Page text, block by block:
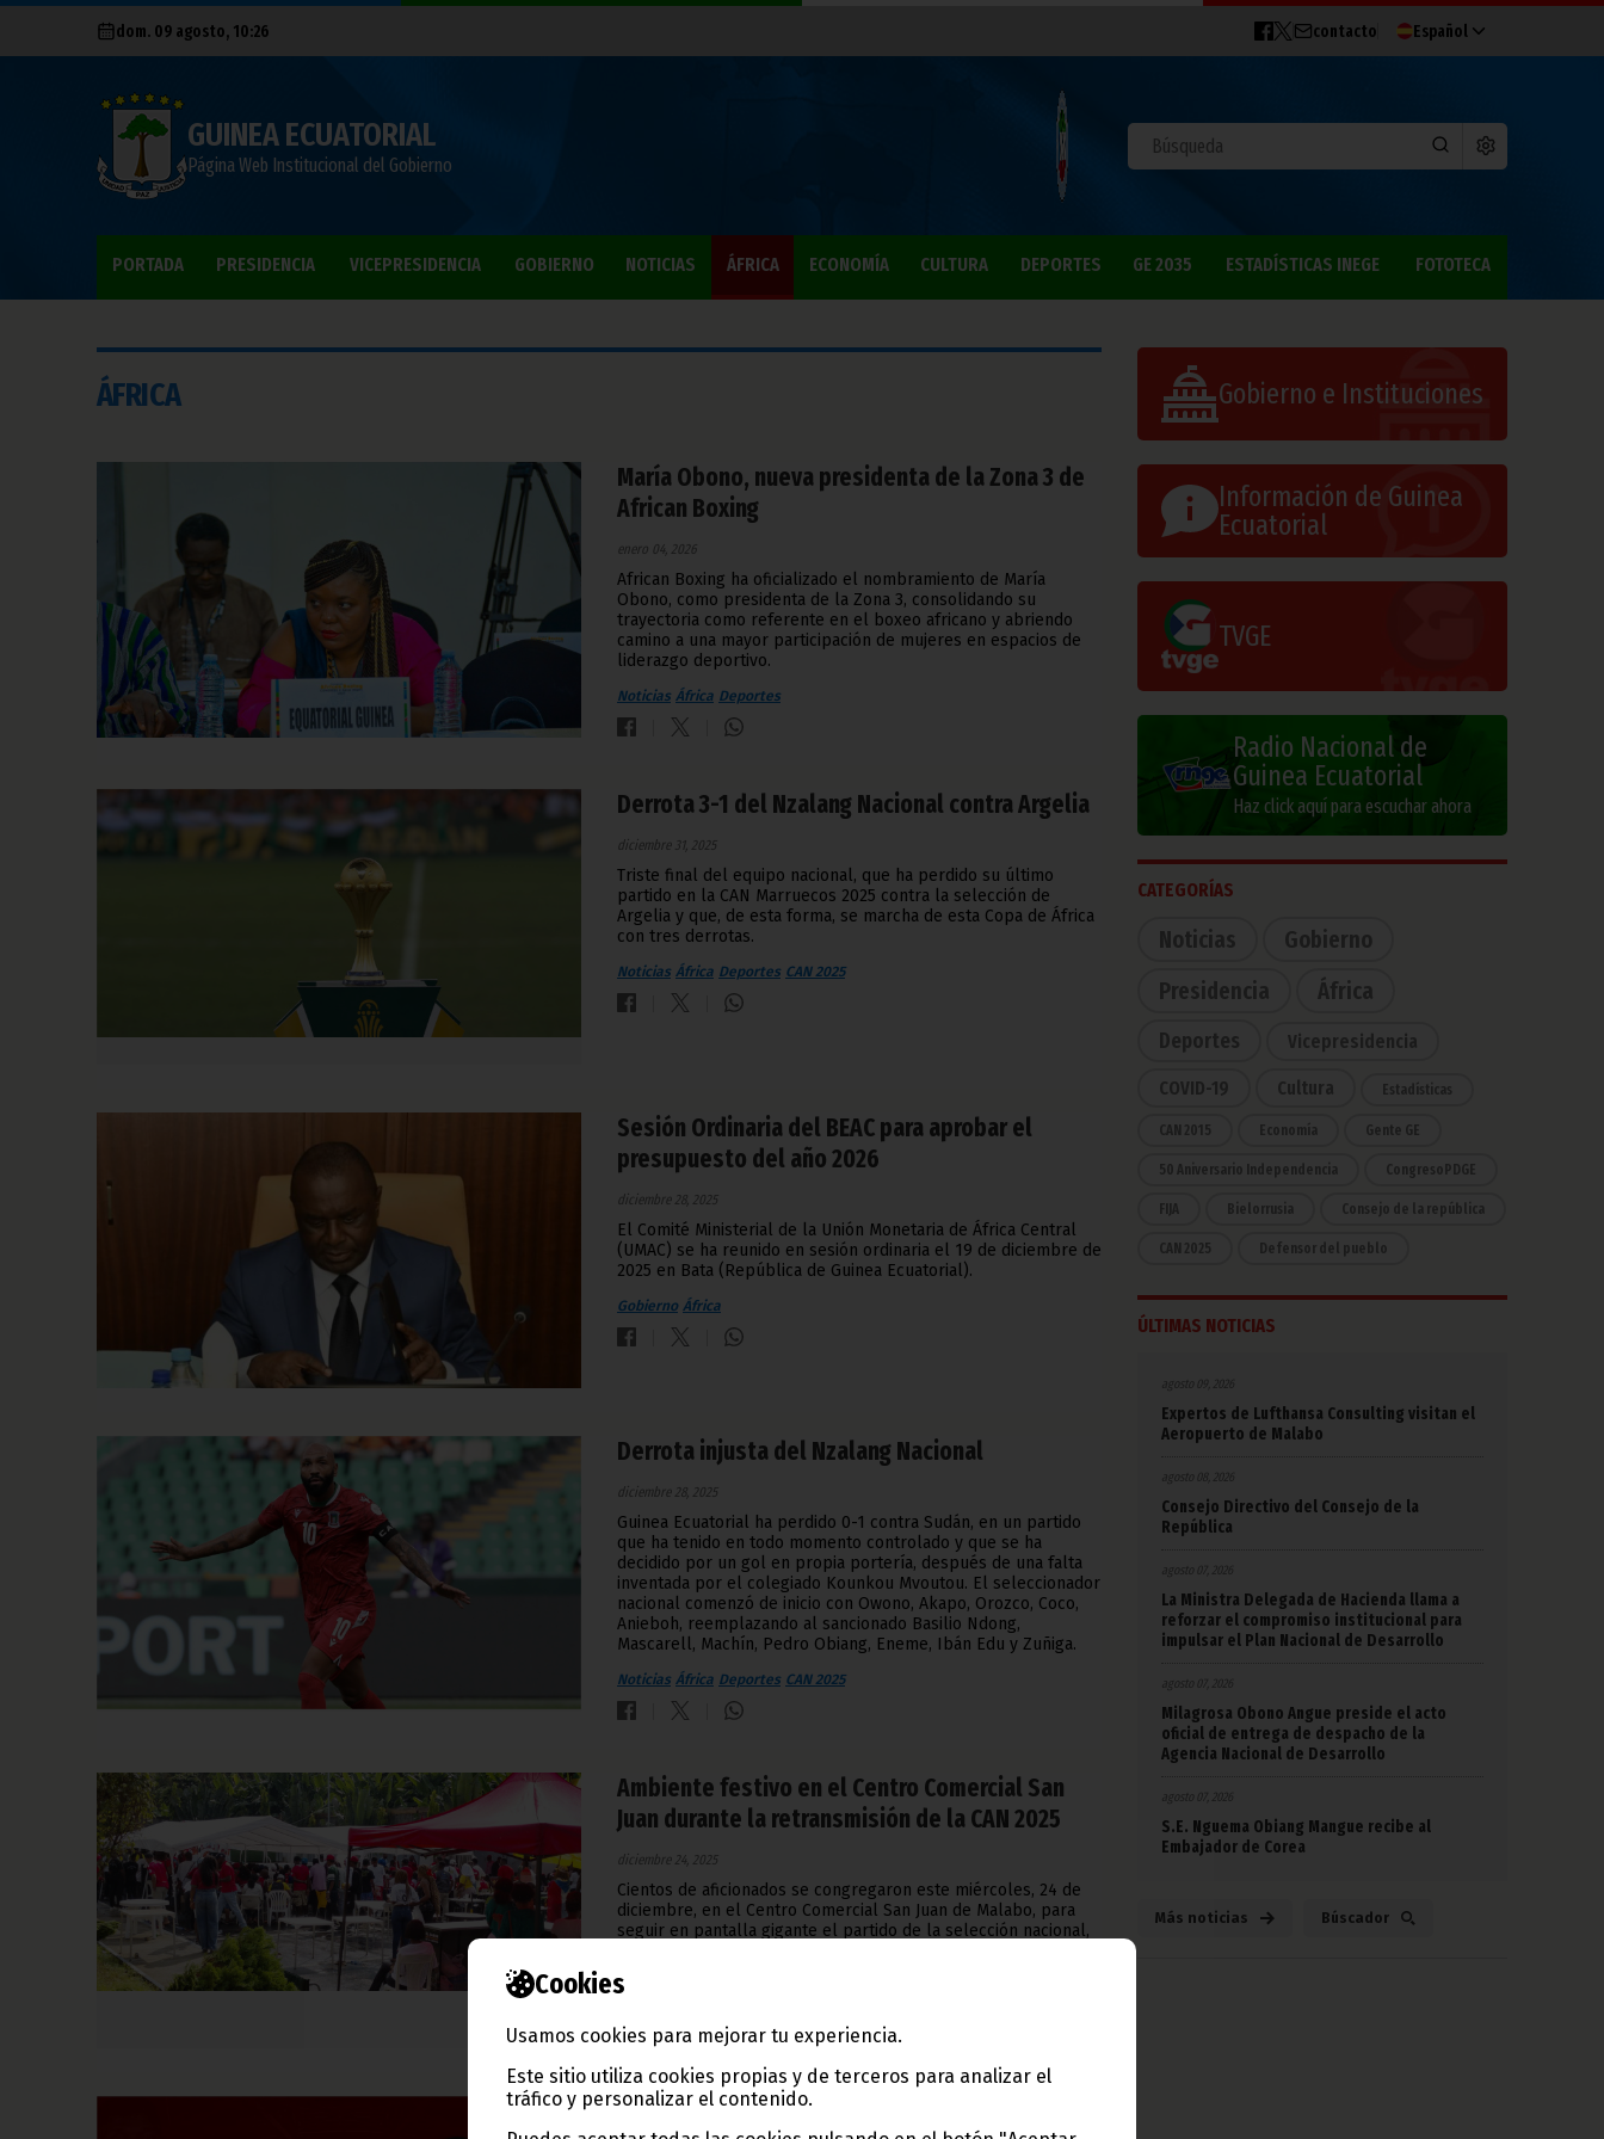
Cookies
Usamos cookies para mejorar tu experiencia.
Este sitio utiliza cookies propias y de terceros para analizar el
tráfico y personalizar el contenido.
dom. 09 agosto, 10:26 contacto Español
GUINEA ECUATORIAL
Página Web Institucional del Gobierno
PORTADA PRESIDENCIA VICEPRESIDENCIA GOBIERNO NOTICIAS ÁFRICA ECONOMÍA CULTURA DEPORTES GE 2035 ESTADÍSTICAS INEGE FOTOTECA
ÁFRICA
María Obono, nueva presidenta de la Zona 3 de
African Boxing
enero 04, 2026
African Boxing ha oficializado el nombramiento de María
Obono, como presidenta de la Zona 3, consolidando su
trayectoria como referente en el boxeo africano y abriendo
camino a una mayor participación de mujeres en espacios de
liderazgo deportivo.
Noticias África Deportes
Derrota 3-1 del Nzalang Nacional contra Argelia
diciembre 31, 2025
Triste final del equipo nacional, que ha perdido su último
partido en la CAN Marruecos 2025 contra la selección de
Argelia y que, de esta forma, se marcha de esta Copa de África
con tres derrotas.
Noticias África Deportes CAN 2025
Sesión Ordinaria del BEAC para aprobar el
presupuesto del año 2026
diciembre 28, 2025
El Comité Ministerial de la Unión Monetaria de África Central
(UMAC) se ha reunido en sesión ordinaria el 19 de diciembre de
2025 en Bata (República de Guinea Ecuatorial).
Gobierno África
Derrota injusta del Nzalang Nacional
diciembre 28, 2025
Guinea Ecuatorial ha perdido 0-1 contra Sudán, en un partido
que ha tenido en todo momento controlado y que se ha
decidido por un gol en propia portería, después de una falta
inventada por el colegiado Kounkou Mvoutou. El seleccionador
nacional comenzó de inicio con Owono, Akapo, Orozco, Coco,
Anieboh, reemplazando al sancionado Basilio Ndong,
Mascarell, Machín, Pedro Obiang, Eneme, Ibán Edu y Zuñiga.
Noticias África Deportes CAN 2025
Ambiente festivo en el Centro Comercial San
Juan durante la retransmisión de la CAN 2025
diciembre 24, 2025
Cientos de aficionados se congregaron este miércoles, 24 de
diciembre, en el Centro Comercial San Juan de Malabo, para
seguir en pantalla gigante el partido de la selección nacional,
Noticias
Dolorosa derrota del Nzalang Nacional
Gobierno e Instituciones
Información de Guinea
Ecuatorial
TVGE
Radio Nacional de
Guinea Ecuatorial
Haz click aquí para escuchar ahora
CATEGORÍAS
Noticias
Gobierno
Presidencia
África
Deportes Vicepresidencia
COVID-19 Cultura Estadísticas
CAN 2015 Economía Gente GE
50 Aniversario Independencia CongresoPDGE
FIJA Bielorrusia Consejo de la república
CAN 2025 Defensor del pueblo
ÚLTIMAS NOTICIAS
agosto 09, 2026
Expertos de Lufthansa Consulting visitan el
Aeropuerto de Malabo
agosto 08, 2026
Consejo Directivo del Consejo de la
República
agosto 07, 2026
La Ministra Delegada de Hacienda llama a
reforzar el compromiso institucional para
impulsar el Plan Nacional de Desarrollo
agosto 07, 2026
Milagrosa Obono Angue preside el acto
oficial de entrega de despacho de la
Agencia Nacional de Desarrollo
agosto 07, 2026
S.E. Nguema Obiang Mangue recibe al
Embajador de Corea
Más noticias Búscador